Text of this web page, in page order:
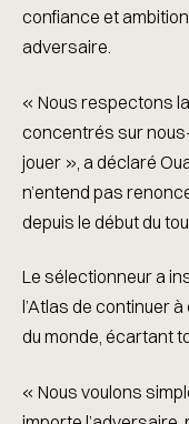
confiance et
adversaire.
« Nous respectons
concentrés sur
jouer », a déclaré
n’entend pas
depuis le début du
Le sélectionneur a
l’Atlas de continuer
du monde, écartant
« Nous voulons